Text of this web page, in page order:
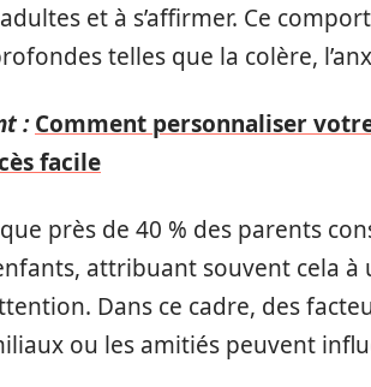
et à s’affirmer. Ce
telles que la colère,
: Comment personnaliser
facile
près de 40 % des parents
attribuant souvent cela à
Dans ce cadre, des
ou les amitiés peuvent